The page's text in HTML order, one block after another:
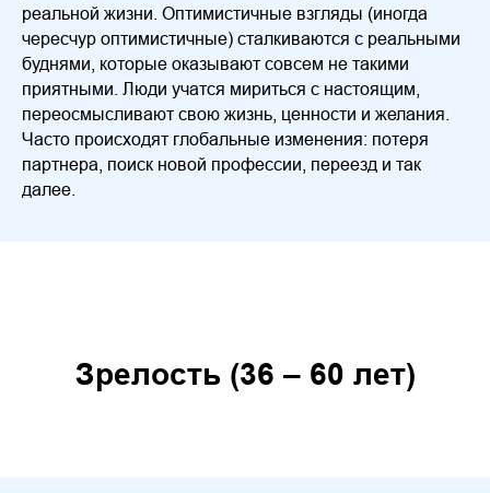
реальной жизни. Оптимистичные взгляды (иногда
чересчур оптимистичные) сталкиваются с реальными
буднями, которые оказывают совсем не такими
приятными. Люди учатся мириться с настоящим,
переосмысливают свою жизнь, ценности и желания.
Часто происходят глобальные изменения: потеря
партнера, поиск новой профессии, переезд и так
далее.
Зрелость (36 – 60 лет)